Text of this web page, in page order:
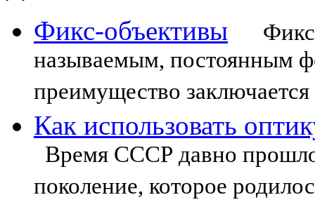
Фикс-объективы Фикс-
называемым, постоянным
преимущество
Как использовать
Время СССР давно
поколение, которое